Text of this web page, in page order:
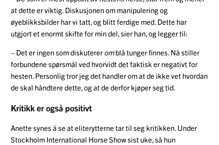
at dette er viktig. Diskusjonen om manipulering og
øyeblikksbilder har vi tatt, og blitt ferdige med. Dette har
utgjort et enormt skifte for min del, sier han, og legger til:
– Det er ingen som diskuterer omblå tunger finnes. Nå stiller
forbundene spørsmål ved hvorvidt det faktisk er negativt for
hesten. Personlig tror jeg det handler om at de ikke vet hvordan
de skal håndtere dette, og at de derfor kjøper seg tid.
Kritikk er også positivt
Anette synes å se at eliterytterne tar til seg kritikken. Under
Stockholm International Horse Show sist uke, så hun